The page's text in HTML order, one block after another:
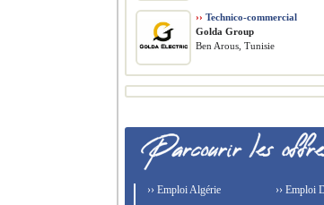
›› Technico-commercial
Golda Group
Ben Arous, Tunisie
›› Emploi Algérie
›› Emploi